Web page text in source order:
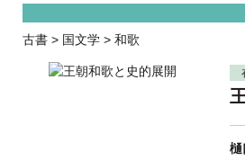
古書 > 国文学 > 和歌
樋